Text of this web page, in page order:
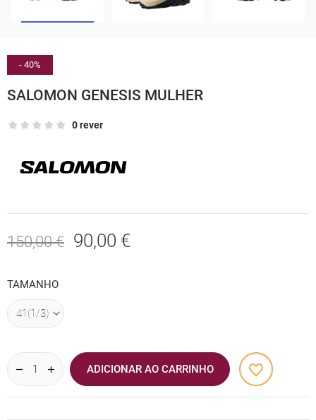
- 40%
SALOMON GENESIS MULHER
0 rever
150,00 € 90,00 €
TAMANHO
ADICIONAR AO CARRINHO favorite_border